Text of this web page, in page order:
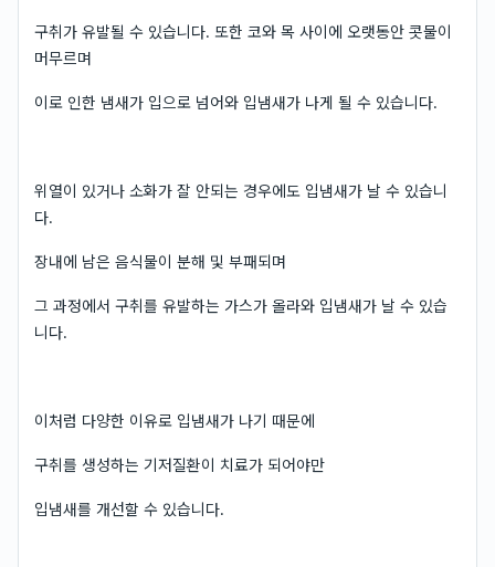
구취가 유발될 수 있습니다. 또한 코와 목 사이에 오랫동안 콧물이
머무르며
이로 인한 냄새가 입으로 넘어와 입냄새가 나게 될 수 있습니다.
위열이 있거나 소화가 잘 안되는 경우에도 입냄새가 날 수 있습니
다.
장내에 남은 음식물이 분해 및 부패되며
그 과정에서 구취를 유발하는 가스가 올라와 입냄새가 날 수 있습
니다.
이처럼 다양한 이유로 입냄새가 나기 때문에
구취를 생성하는 기저질환이 치료가 되어야만
입냄새를 개선할 수 있습니다.